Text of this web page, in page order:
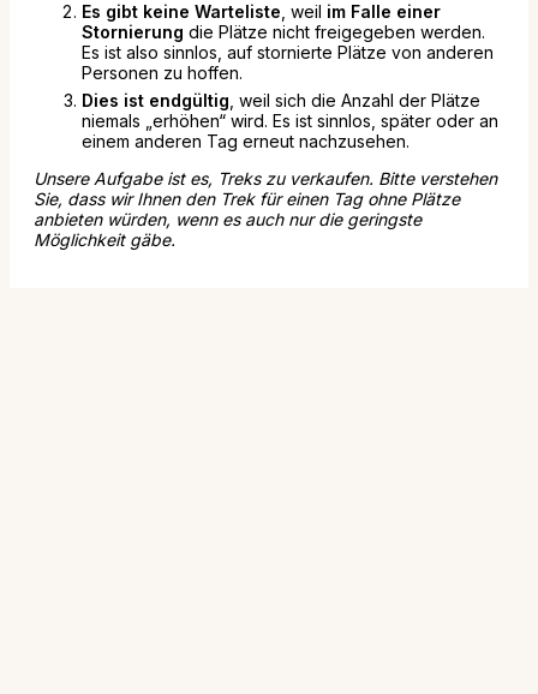
Es gibt keine Warteliste , weil im Falle einer
Stornierung die Plätze nicht freigegeben werden.
Es ist also sinnlos, auf stornierte Plätze von anderen
Personen zu hoffen.
Dies ist endgültig , weil sich die Anzahl der Plätze
niemals „erhöhen“ wird. Es ist sinnlos, später oder an
einem anderen Tag erneut nachzusehen.
Unsere Aufgabe ist es, Treks zu verkaufen. Bitte verstehen
Sie, dass wir Ihnen den Trek für einen Tag ohne Plätze
anbieten würden, wenn es auch nur die geringste
Möglichkeit gäbe.